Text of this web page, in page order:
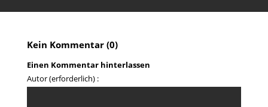
Kein Kommentar (0)
Einen Kommentar hinterlassen
Autor (erforderlich) :